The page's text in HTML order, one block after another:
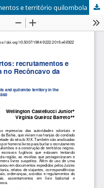
Uma lei para os libertos: recrutamentos e território quilombola no Recôncavo da Bahia, 1800-1860